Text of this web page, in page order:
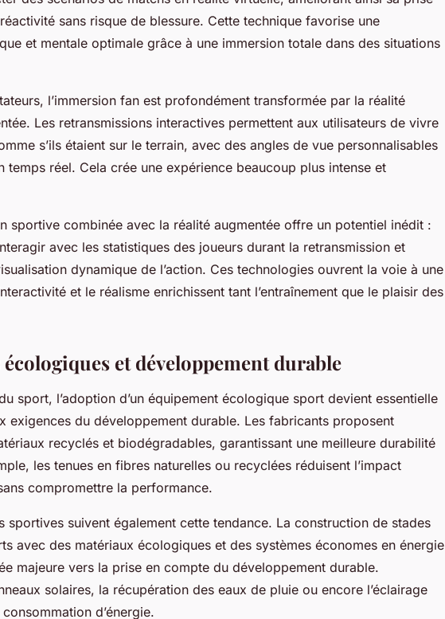
sans risque de blessure. Cette technique favorise une
et mentale optimale grâce à une immersion totale dans des situations
l’immersion fan est profondément transformée par la réalité
Les retransmissions interactives permettent aux utilisateurs de vivre
s’ils étaient sur le terrain, avec des angles de vue personnalisables
temps réel. Cela crée une expérience beaucoup plus intense et
sportive combinée avec la réalité augmentée offre un potentiel inédit :
avec les statistiques des joueurs durant la retransmission et
dynamique de l’action. Ces technologies ouvrent la voie à une
et le réalisme enrichissent tant l’entraînement que le plaisir des
et développement durable
sport, l’adoption d’un équipement écologique sport devient essentielle
exigences du développement durable. Les fabricants proposent
recyclés et biodégradables, garantissant une meilleure durabilité
les tenues en fibres naturelles ou recyclées réduisent l’impact
compromettre la performance.
sportives suivent également cette tendance. La construction de stades
avec des matériaux écologiques et des systèmes économes en énergie
majeure vers la prise en compte du développement durable.
solaires, la récupération des eaux de pluie ou encore l’éclairage
d’énergie.